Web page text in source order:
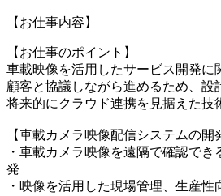
【お仕事内容】
【お仕事のポイント】
車載映像を活用したサービス開発に
顧客と協議しながら進めるため、設
将来的にクラウド連携を見据えた技
【車載カメラ映像配信システムの開
・車載カメラ映像を遠隔で確認で
発
・映像を活用した現場管理、生産